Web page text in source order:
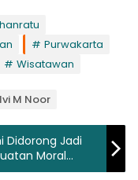
Purwakarta
Wisatawan
M Noor
Didorong Jadi
Moral